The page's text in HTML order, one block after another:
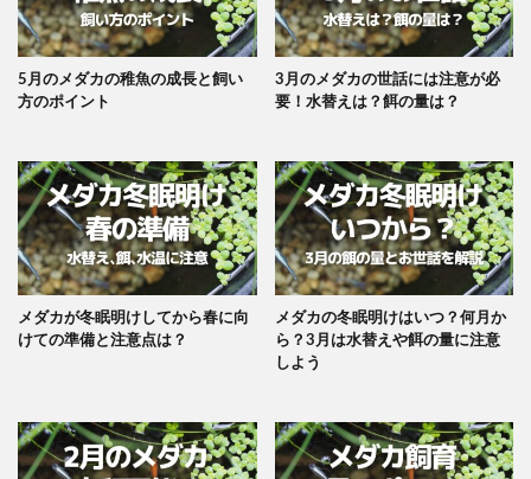
5月のメダカの稚魚の成長と飼い
方のポイント
3月のメダカの世話には注意が必
要！水替えは？餌の量は？
メダカが冬眠明けしてから春に向
けての準備と注意点は？
メダカの冬眠明けはいつ？何月か
ら？3月は水替えや餌の量に注意
しよう